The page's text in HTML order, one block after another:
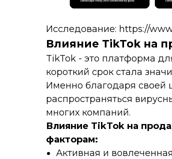
Исследование: https://
Влияние TikTok на
TikTok - это платформа
короткий срок стала
Именно благодаря своей
распространяться
многих компаний.
Влияние TikTok на
факторам:
Активная и